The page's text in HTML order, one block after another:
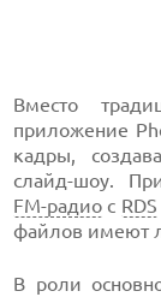
Вместо
приложение
кадры,
слайд-шоу.
FM-радио с RDS
файлов имеют
В роли